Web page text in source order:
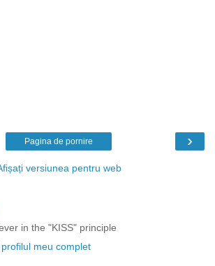
›
Pagina de pornire
versiunea pentru web
in the "KISS" principle
meu complet